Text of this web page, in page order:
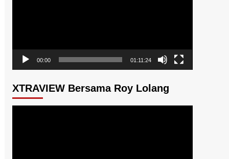
00:00 01:11:24
XTRAVIEW Bersama Roy Lolang